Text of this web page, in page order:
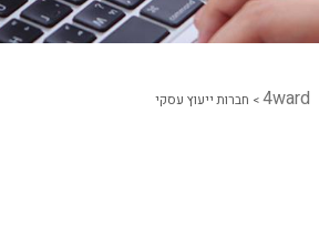
4ward
> חברות ייעוץ עסקי